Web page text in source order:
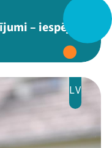
– iespēja vai
LV